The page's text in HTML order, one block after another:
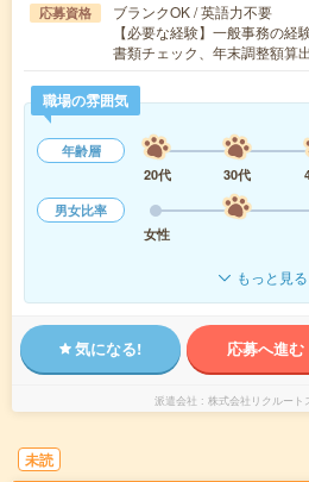
応募資格
ブランクOK / 英語力不要
【必要な経験】一般事務の
書類チェック、年末調整額算
職場の雰囲気
年齢層
20代
30代
男女比率
女性
もっと見る
気になる! 応募へ進む
派遣会社 株式会社リクルート
未読